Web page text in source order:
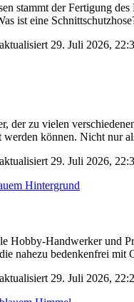
stammt der Fertigung
ist eine
aktualisiert 29. Juli 2026,
der zu vielen
werden können. Nicht
aktualisiert 29. Juli 2026,
Hobby-Handwerker und
nahezu bedenkenfrei
aktualisiert 29. Juli 2026,